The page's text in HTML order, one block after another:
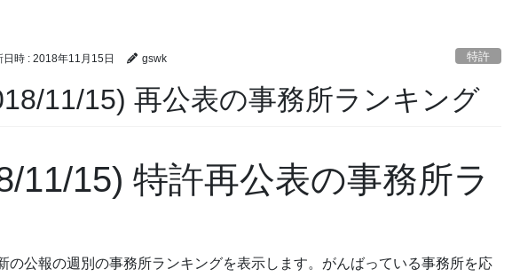
日時 : 2018年11月15日 gswk 特許
11/15) 再公表の事務所ランキング
11/15) 特許再公表の事務所ラ
の公報の週別の事務所ランキングを表示します。がんばっている事務所を応